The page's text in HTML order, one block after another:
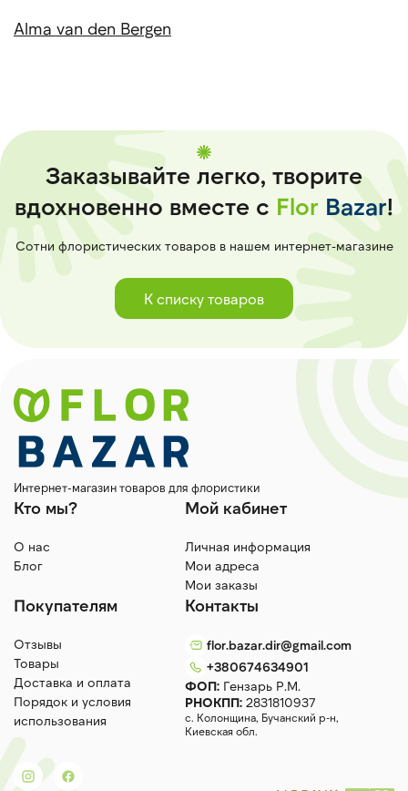
Alma van den Bergen
Заказывайте легко, творите
вдохновенно вместе с Flor Bazar!
Сотни флористических товаров в нашем интернет-магазине
К списку товаров
Интернет-магазин товаров для флористики
Кто мы?
О нас
Блог
Мой кабинет
Личная информация
Мои адреса
Мои заказы
Покупателям
Отзывы
Товары
Доставка и оплата
Порядок и условия
использования
Контакты
flor.bazar.dir@gmail.com
+380674634901
ФОП: Гензарь Р.М.
РНОКПП: 2831810937
с. Колонщина, Бучанский р-н,
Киевская обл.